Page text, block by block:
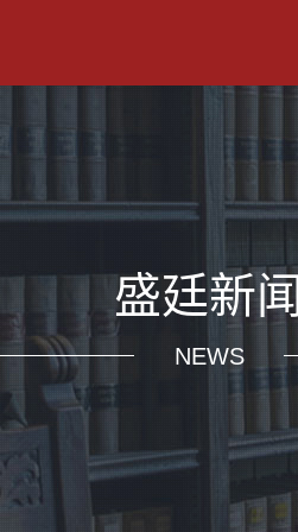
盛廷新闻
NEWS